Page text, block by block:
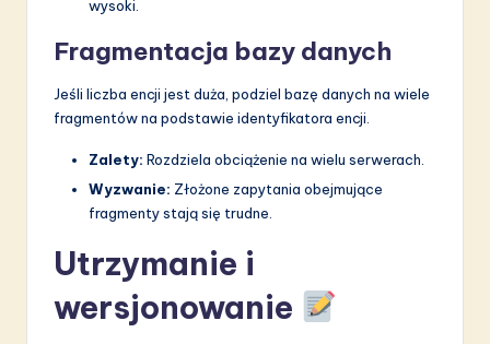
wysoki.
Fragmentacja bazy danych
Jeśli liczba encji jest duża, podziel bazę danych na wiele
fragmentów na podstawie identyfikatora encji.
Zalety: Rozdziela obciążenie na wielu serwerach.
Wyzwanie: Złożone zapytania obejmujące
fragmenty stają się trudne.
Utrzymanie i
wersjonowanie